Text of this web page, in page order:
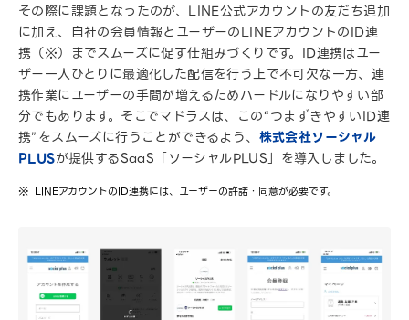
その際に課題となったのが、LINE公式アカウントの友だち追加
に加え、自社の会員情報とユーザーのLINEアカウントのID連
携（※）までスムーズに促す仕組みづくりです。ID連携はユー
ザー一人ひとりに最適化した配信を行う上で不可欠な一方、連
携作業にユーザーの手間が増えるためハードルになりやすい部
分でもあります。そこでマドラスは、この“つまずきやすいID連
携”をスムーズに行うことができるよう、 株式会社ソーシャル
PLUSが提供するSaaS「ソーシャルPLUS」を導入しました。
LINEアカウントのID連携には、ユーザーの許諾・同意が必要です。